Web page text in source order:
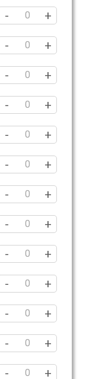
- +
- +
- +
- +
- +
- +
- +
- +
- +
- +
- +
- +
- +